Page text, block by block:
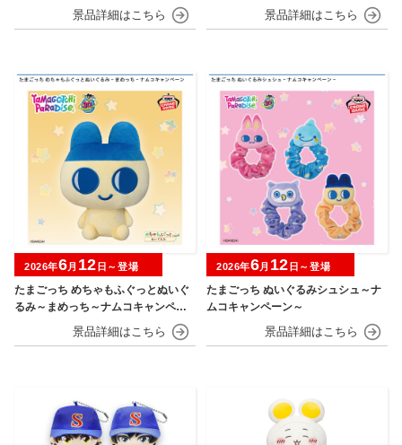
たまごっち めちゃもふぐっとぬいぐ
るみ～まめっち～ナムコキャンペー
2026年6月 12 日～登場
たまごっち ぬいぐるみシュシュ～ナ
ムコキャンペーン～
2026年6月 12 日～登場